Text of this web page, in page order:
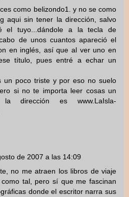
como belizondo1. y no se como
aqui sin tener la dirección, salvo
el tuyo...dándole a la tecla de
de unos cuantos apareció el
en inglés, así que al ver uno en
título, pues entré a echar un
un poco triste y por eso no suelo
si no te importa leer cosas un
la dirección es www.LaIsla-
de 2007 a las 14:09
no me atraen los libros de viaje
tal, pero sí que me fascinan
donde el escritor narra sus